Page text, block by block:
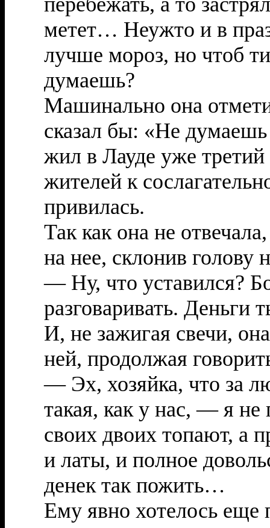
метет… Неужто и в
лучше мороз, но чтоб
думаешь?
Машинально она
сказал бы: «Не
жил в Лауде уже
жителей к
привилась.
Так как она не
на нее, склонив голову
— Ну, что уставился?
разговаривать. Деньги
И, не зажигая свечи,
ней, продолжая
— Эх, хозяйка, что за
такая, как у нас, — я
своих двоих топают, а
и латы, и полное
денек так пожить…
Ему явно хотелось еще